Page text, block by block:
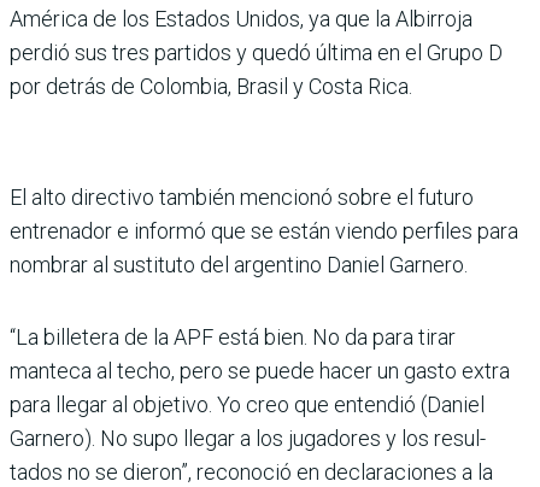
América de los Estados Unidos, ya que la Albirroja
perdió sus tres parti­dos y quedó última en el Grupo D
por detrás de Colombia, Bra­sil y Costa Rica.
El alto directivo también men­cionó sobre el futuro
entre­nador e informó que se están viendo perfiles para
nombrar al sustituto del argentino Daniel Garnero.
“La billetera de la APF está bien. No da para tirar
manteca al techo, pero se puede hacer un gasto extra
para llegar al objetivo. Yo creo que entendió (Daniel
Garnero). No supo lle­gar a los jugadores y los resul­
tados no se dieron”, reconoció en declaraciones a la